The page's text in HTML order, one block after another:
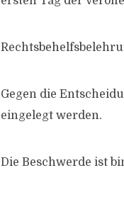
Gegen die
eingelegt werden.
Die Beschwerde ist